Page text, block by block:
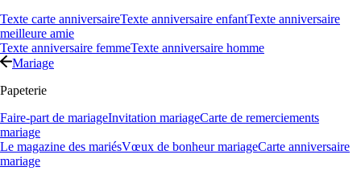
Texte carte anniversaireTexte anniversaire enfantTexte anniversaire
meilleure amie
Texte anniversaire femmeTexte anniversaire homme
Mariage
Papeterie
Faire-part de mariageInvitation mariageCarte de remerciements
mariage
Le magazine des mariésVœux de bonheur mariageCarte anniversaire
mariage